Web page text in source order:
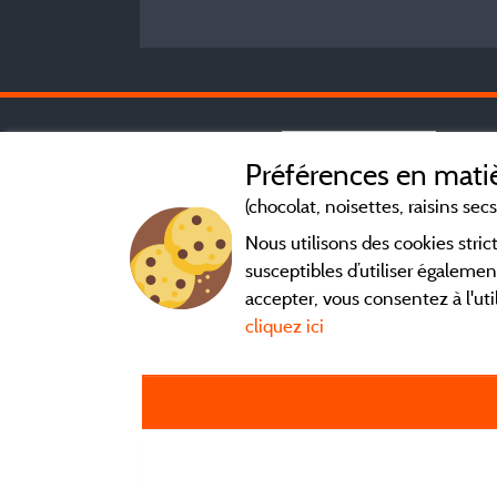
Préférences en
(chocolat, noisettes, raisins
Nous utilisons des cookies
susceptibles d’utiliser
accepter, vous consentez à
cliquez ici